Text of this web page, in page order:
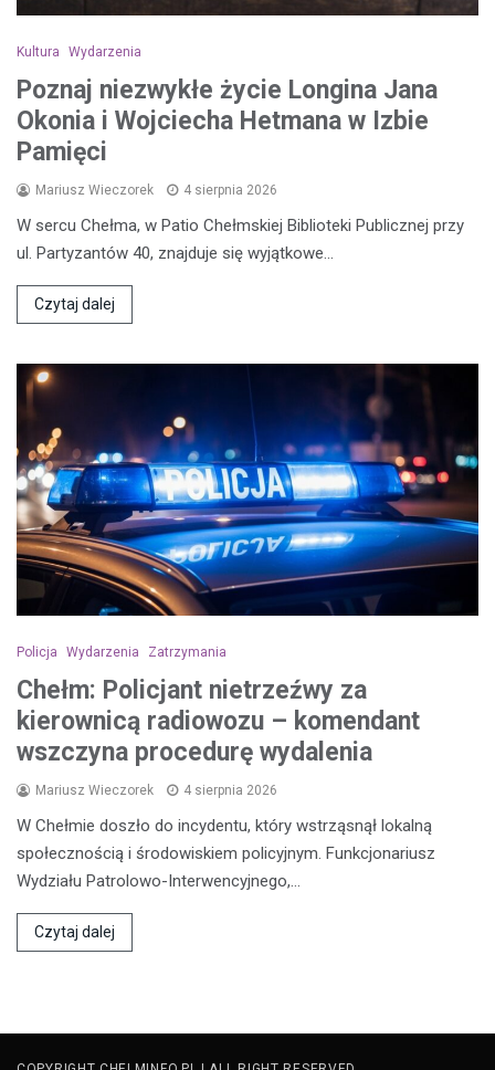
Kultura Wydarzenia
Poznaj niezwykłe życie Longina Jana
Okonia i Wojciecha Hetmana w Izbie
Pamięci
Mariusz Wieczorek 4 sierpnia 2026
W sercu Chełma, w Patio Chełmskiej Biblioteki Publicznej przy
ul. Partyzantów 40, znajduje się wyjątkowe…
Czytaj dalej
Policja Wydarzenia Zatrzymania
Chełm: Policjant nietrzeźwy za
kierownicą radiowozu – komendant
wszczyna procedurę wydalenia
Mariusz Wieczorek 4 sierpnia 2026
W Chełmie doszło do incydentu, który wstrząsnął lokalną
społecznością i środowiskiem policyjnym. Funkcjonariusz
Wydziału Patrolowo-Interwencyjnego,…
Czytaj dalej